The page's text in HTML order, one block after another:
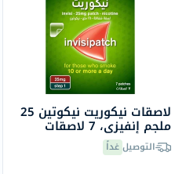
لاصقات نيكوريت نيكوتين 25
ملجم إنفيزي، 7 لاصقات
التوصيلغداً